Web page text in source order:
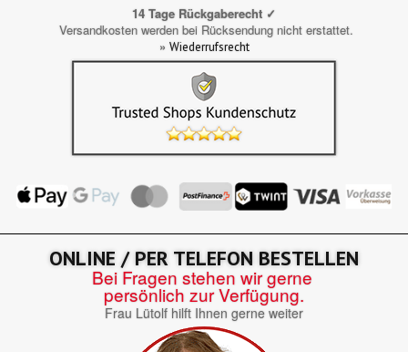
14 Tage Rückgaberecht ✓
Versandkosten werden bei Rücksendung nicht erstattet.
» Wiederrufsrecht
ONLINE / PER TELEFON BESTELLEN
Bei Fragen stehen wir gerne
persönlich zur Verfügung.
Frau Lütolf hilft Ihnen gerne weiter